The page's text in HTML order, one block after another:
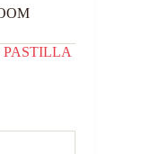
PASTILLA